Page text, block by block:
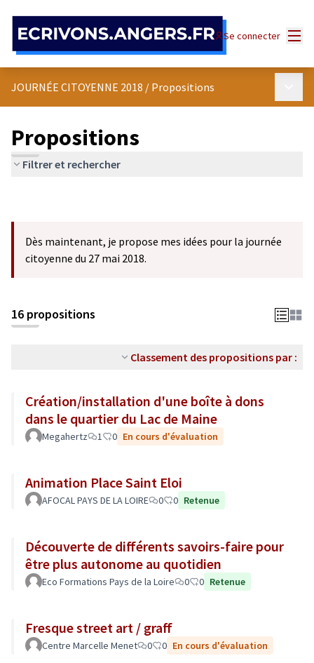
Se connecter
JOURNÉE CITOYENNE 2018 / Propositions
Propositions
Filtrer et rechercher
Dès maintenant, je propose mes idées pour la journée
citoyenne du 27 mai 2018.
16 propositions
Classement des propositions par :
Création/installation d'une boîte à dons
dans le quartier du Lac de Maine
Megahertz 1 0 En cours d'évaluation
Animation Place Saint Eloi
AFOCAL PAYS DE LA LOIRE 0 0 Retenue
Découverte de différents savoirs-faire pour
être plus autonome au quotidien
Eco Formations Pays de la Loire 0 0 Retenue
Fresque street art / graff
Centre Marcelle Menet 0 0 En cours d'évaluation